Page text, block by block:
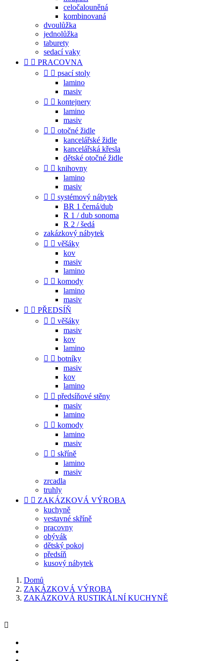
celočalouněná
kombinovaná
dvoulůžka
jednolůžka
taburety
sedací vaky
  PRACOVNA
  psací stoly
lamino
masiv
  kontejnery
lamino
masiv
  otočné židle
kancelářské židle
kancelářská křesla
dětské otočné židle
  knihovny
lamino
masiv
  systémový nábytek
BR 1 černá/dub
R 1 / dub sonoma
R 2 / šedá
zakázkový nábytek
  věšáky
kov
masiv
lamino
  komody
lamino
masiv
  PŘEDSÍŇ
  věšáky
masiv
kov
lamino
  botníky
masiv
kov
lamino
  předsíňové stěny
masiv
lamino
  komody
lamino
masiv
  skříně
lamino
masiv
zrcadla
truhly
  ZAKÁZKOVÁ VÝROBA
kuchyně
vestavné skříně
pracovny
obývák
dětský pokoj
předsíň
kusový nábytek
Domů
ZAKÁZKOVÁ VÝROBA
ZAKÁZKOVÁ RUSTIKÁLNÍ KUCHYNĚ
